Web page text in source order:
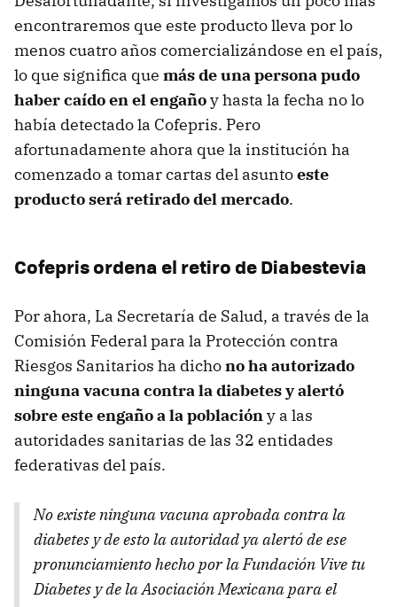
encontraremos que este producto lleva por lo
menos cuatro años comercializándose en el país,
lo que significa que más de una persona pudo
haber caído en el engañoy hasta la fecha no lo
había detectado la Cofepris. Pero
afortunadamente ahora que la institución ha
comenzado a tomar cartas del asuntoeste
producto será retirado del mercado.
Cofepris ordena el retiro de Diabestevia
Por ahora, La Secretaría de Salud, a través de la
Comisión Federal para la Protección contra
Riesgos Sanitarios ha dichono ha autorizado
ninguna vacuna contra la diabetes y alertó
sobre este engaño a la poblacióny a las
autoridades sanitarias de las 32 entidades
federativas del país.
No existe ninguna vacuna aprobada contra la
diabetes y de esto la autoridad ya alertó de ese
pronunciamiento hecho por la Fundación Vive tu
Diabetes y de la Asociación Mexicana para el